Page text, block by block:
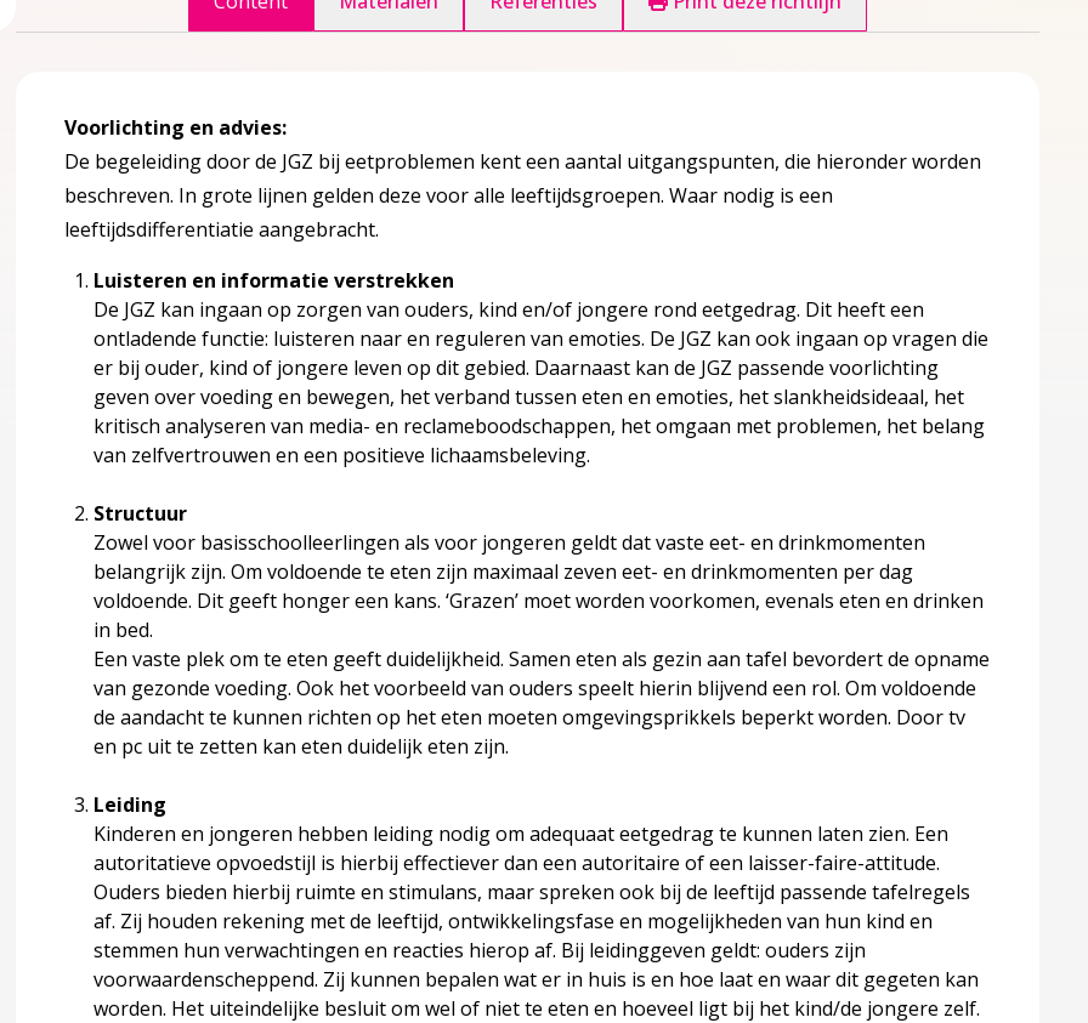
over 2 Definities en achtergrondinformatie
over 2 Definities en achtergrondinformatie
(Sectie aangepast aan de herziening op de NCJ-website)
van ernstige voedings- en eetstoornissen
Voorlichting en advies:
De begeleiding door de JGZ bij eetproblemen kent een aantal uitgangspunten, die hieronder worden
beschreven. In grote lijnen gelden deze voor alle leeftijdsgroepen. Waar nodig is een
leeftijdsdifferentiatie aangebracht.
Luisteren en informatie verstrekken
De JGZ kan ingaan op zorgen van ouders, kind en/of jongere rond eetgedrag. Dit heeft een
ontladende functie: luisteren naar en reguleren van emoties. De JGZ kan ook ingaan op vragen die
er bij ouder, kind of jongere leven op dit gebied. Daarnaast kan de JGZ passende voorlichting
geven over voeding en bewegen, het verband tussen eten en emoties, het slankheidsideaal, het
kritisch analyseren van media- en reclameboodschappen, het omgaan met problemen, het belang
van zelfvertrouwen en een positieve lichaamsbeleving.
Structuur
Zowel voor basisschoolleerlingen als voor jongeren geldt dat vaste eet- en drinkmomenten
belangrijk zijn. Om voldoende te eten zijn maximaal zeven eet- en drinkmomenten per dag
voldoende. Dit geeft honger een kans. ‘Grazen’ moet worden voorkomen, evenals eten en drinken
in bed.
Een vaste plek om te eten geeft duidelijkheid. Samen eten als gezin aan tafel bevordert de opname
van gezonde voeding. Ook het voorbeeld van ouders speelt hierin blijvend een rol. Om voldoende
de aandacht te kunnen richten op het eten moeten omgevingsprikkels beperkt worden. Door tv
en pc uit te zetten kan eten duidelijk eten zijn.
Leiding
Kinderen en jongeren hebben leiding nodig om adequaat eetgedrag te kunnen laten zien. Een
autoritatieve opvoedstijl is hierbij effectiever dan een autoritaire of een laisser-faire-attitude.
Ouders bieden hierbij ruimte en stimulans, maar spreken ook bij de leeftijd passende tafelregels
af. Zij houden rekening met de leeftijd, ontwikkelingsfase en mogelijkheden van hun kind en
stemmen hun verwachtingen en reacties hierop af. Bij leidinggeven geldt: ouders zijn
voorwaardenscheppend. Zij kunnen bepalen wat er in huis is en hoe laat en waar dit gegeten kan
worden. Het uiteindelijke besluit om wel of niet te eten en hoeveel ligt bij het kind/de jongere zelf.